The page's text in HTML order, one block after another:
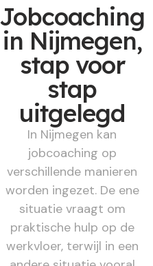
Jobcoaching
in Nijmegen,
stap voor
stap
uitgelegd
In Nijmegen kan
jobcoaching op
verschillende manieren
worden ingezet. De ene
situatie vraagt om
praktische hulp op de
werkvloer, terwijl in een